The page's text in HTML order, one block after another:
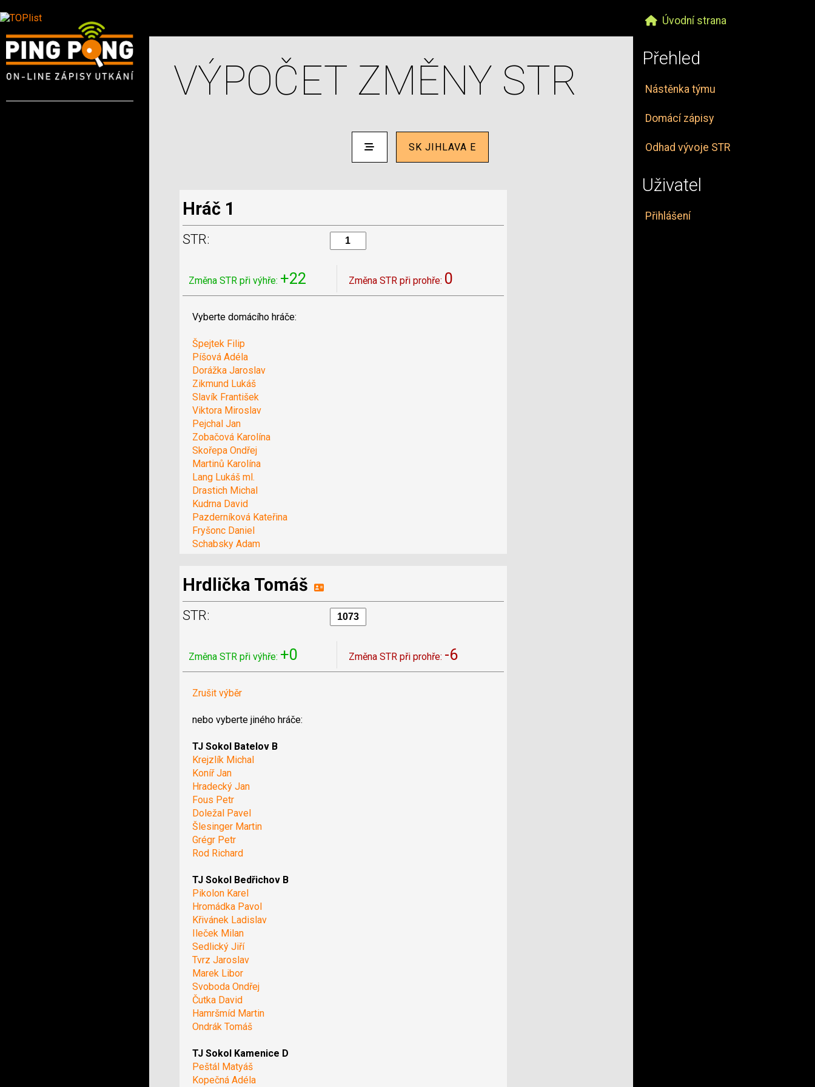
Úvodní strana
Přehled
Nástěnka týmu
Domácí zápisy
Odhad vývoje STR
Uživatel
Přihlášení
VÝPOČET ZMĚNY STR
SK JIHLAVA E
Hráč 1
STR:
Změna STR při výhře: +22 Změna STR při prohře: 0
Vyberte domácího hráče:
Špejtek Filip
Píšová Adéla
Dorážka Jaroslav
Zikmund Lukáš
Slavík František
Viktora Miroslav
Pejchal Jan
Zobačová Karolína
Skořepa Ondřej
Martinů Karolína
Lang Lukáš ml.
Drastich Michal
Kudrna David
Pazderníková Kateřina
Fryšonc Daniel
Schabsky Adam
Hrdlička Tomáš
STR:
Změna STR při výhře: +0 Změna STR při prohře: -6
Zrušit výběr
nebo vyberte jiného hráče:
TJ Sokol Batelov B
Krejzlík Michal
Koníř Jan
Hradecký Jan
Fous Petr
Doležal Pavel
Šlesinger Martin
Grégr Petr
Rod Richard
TJ Sokol Bedřichov B
Pikolon Karel
Hromádka Pavol
Křivánek Ladislav
Ileček Milan
Sedlický Jiří
Tvrz Jaroslav
Marek Libor
Svoboda Ondřej
Čutka David
Hamršmíd Martin
Ondrák Tomáš
TJ Sokol Kamenice D
Peštál Matyáš
Kopečná Adéla